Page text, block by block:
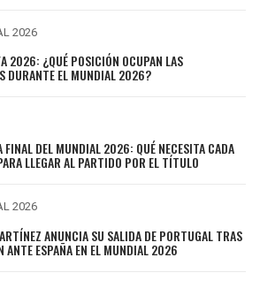
2026
2026: ¿QUÉ POSICIÓN OCUPAN LAS
DURANTE EL MUNDIAL 2026?
FINAL DEL MUNDIAL 2026: QUÉ NECESITA CADA
LLEGAR AL PARTIDO POR EL TÍTULO
2026
ANUNCIA SU SALIDA DE PORTUGAL TRAS
ANTE ESPAÑA EN EL MUNDIAL 2026